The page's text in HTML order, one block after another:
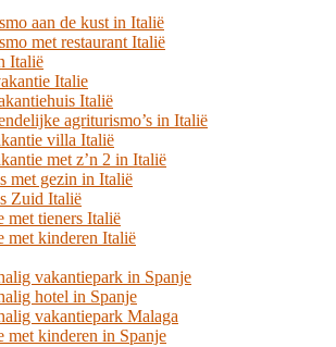
aan de kust in Italië
met restaurant Italië
Italië
Italie
Italië
agriturismo’s in Italië
villa Italië
met z’n 2 in Italië
met gezin in Italië
Zuid Italië
met tieners Italië
met kinderen Italië
vakantiepark in Spanje
hotel in Spanje
vakantiepark Malaga
met kinderen in Spanje